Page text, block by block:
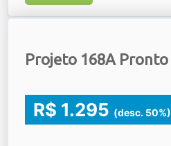
Projeto 168A Pronto
R$ 1.295 (desc. 50%)